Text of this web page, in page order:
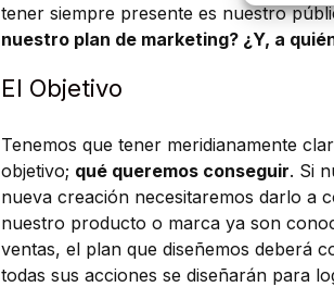
tener siempre presente es nuestro
nuestro plan de marketing? ¿Y, a
El Objetivo
Tenemos que tener meridianamente
objetivo; qué queremos conseguir. Si
nueva creación necesitaremos darlo a
nuestro producto o marca ya son
ventas, el plan que diseñemos deberá
todas sus acciones se diseñarán para